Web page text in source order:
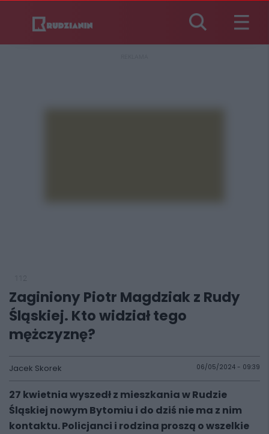
Zaginiony Piotr Magdziak z Rudy
Śląskiej. Kto widział tego
mężczyznę?
Jacek Skorek 06/05/2024 - 09:39
27 kwietnia wyszedł z mieszkania w Rudzie
Śląskiej nowym Bytomiu i do dziś nie ma z nim
kontaktu. Policjanci i rodzina proszą o wszelkie